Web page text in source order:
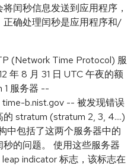
闰秒信息发送到应用程序，
正确处理闰秒是应用程序和/
(Network Time Protocol) 服
年 8 月 31 日 UTC 午夜的额
1 服务器 --
time-b.nist.gov -- 被发现错误
stratum (stratum 2, 3, 4....)
中包括了这两个服务器中的
的问题。 使用这些服务器
indicator 标志，该标志在